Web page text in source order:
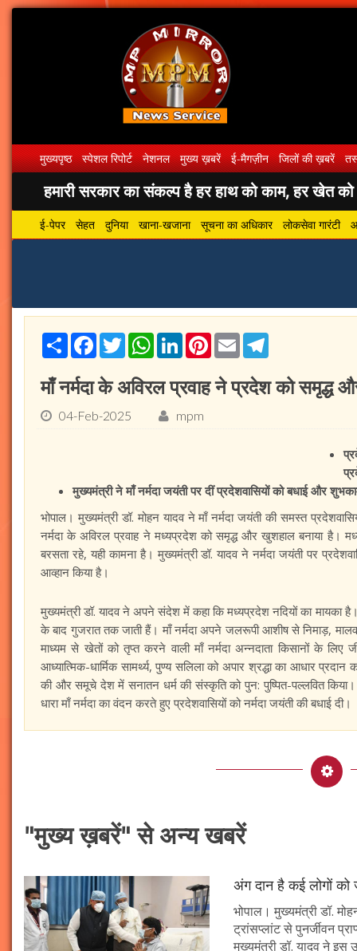
मुख्यपृष्ठ स्पेशल रिपोर्ट नेशनल मुख्य ख़बरें ई-मैगज़ीन जिलों की ख़बरें
हमारी सरकार का संकल्प है हर हाथ को काम, हर खेत को
ई-पेपर सेहत दुनिया खाना-खजाना सूचना का अधिकार लोकसेवा गारंटी
ShareFacebook
TwitterWhatsApp
LinkedInPinterest
Email
माँ नर्मदा के अविरल प्रवाह ने प्रदेश को समृद्ध
04-Feb-2025 mpm
मुख्यमंत्री ने माँ नर्मदा जयंती पर दीं प्रदेशवासियों को बधाई और
भोपाल। मुख्यमंत्री डॉ. मोहन यादव ने माँ नर्मदा जयंती की समस्त
नर्मदा के अविरल प्रवाह ने मध्यप्रदेश को समृद्ध और खुशहाल बनाया है।
बरसता रहे, यही कामना है। मुख्यमंत्री डॉ. यादव ने नर्मदा जयंती पर
आव्हान किया है।
मुख्यमंत्री डॉ. यादव ने अपने संदेश में कहा कि मध्यप्रदेश नदियों का मायका
के बाद गुजरात तक जाती हैं। माँ नर्मदा अपने जलरूपी आशीष से निमाड़,
माध्यम से खेतों को तृप्त करने वाली माँ नर्मदा अन्नदाता किसानों के लिए
आध्यात्मिक-धार्मिक सामर्थ्य, पुण्य सलिला को अपार श्रद्धा का आधार
की और समूचे देश में सनातन धर्म की संस्कृति को पुन: पुष्पित-पल्लवित
धारा माँ नर्मदा का वंदन करते हुए प्रदेशवासियों को नर्मदा जयंती की बधाई दी।
"मुख्य ख़बरें" से अन्य खबरें
अंग दान है कई लोगों को
भोपाल। मुख्यमंत्री डॉ.
ट्रांसप्लांट से पुनर्जीवन
मुख्यमंत्री डॉ. यादव ने इस